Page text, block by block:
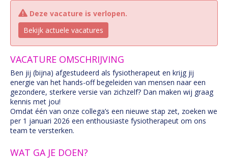
Deze vacature is verlopen.
Bekijk actuele vacatures
VACATURE OMSCHRIJVING
Ben jij (bijna) afgestudeerd als fysiotherapeut en krijg jij
energie van het hands-off begeleiden van mensen naar een
gezondere, sterkere versie van zichzelf? Dan maken wij graag
kennis met jou!
Omdat één van onze collega’s een nieuwe stap zet, zoeken we
per 1 januari 2026 een enthousiaste fysiotherapeut om ons
team te versterken.
WAT GA JE DOEN?